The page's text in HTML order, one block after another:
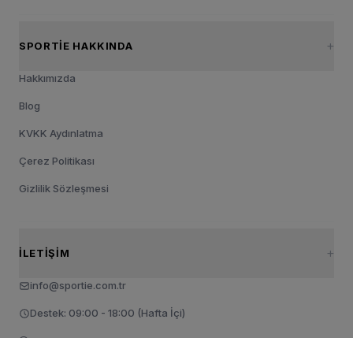
SPORTIE HAKKINDA
Hakkımızda
Blog
KVKK Aydınlatma
Çerez Politikası
Gizlilik Sözleşmesi
İLETIŞIM
info@sportie.com.tr
Destek: 09:00 - 18:00 (Hafta İçi)